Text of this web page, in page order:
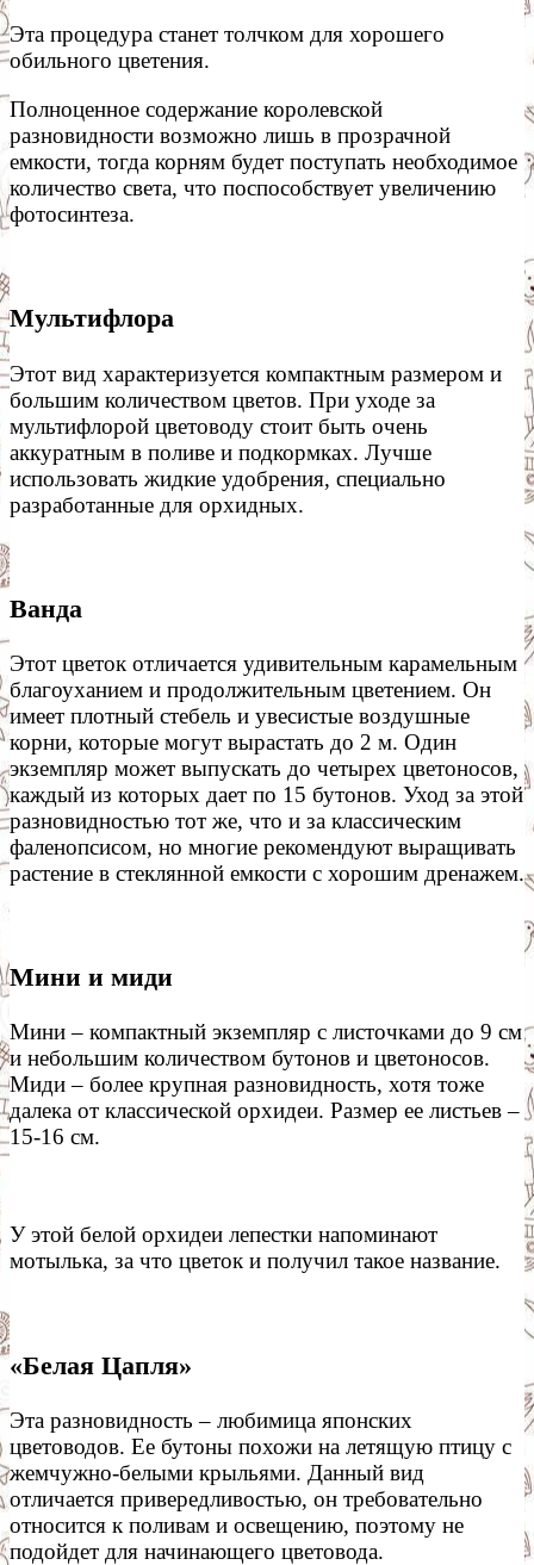
Эта процедура станет толчком для хорошего
обильного цветения.
Полноценное содержание королевской
разновидности возможно лишь в прозрачной
емкости, тогда корням будет поступать необходимое
количество света, что поспособствует увеличению
фотосинтеза.
Мультифлора
Этот вид характеризуется компактным размером и
большим количеством цветов. При уходе за
мультифлорой цветоводу стоит быть очень
аккуратным в поливе и подкормках. Лучше
использовать жидкие удобрения, специально
разработанные для орхидных.
Ванда
Этот цветок отличается удивительным карамельным
благоуханием и продолжительным цветением. Он
имеет плотный стебель и увесистые воздушные
корни, которые могут вырастать до 2 м. Один
экземпляр может выпускать до четырех цветоносов,
каждый из которых дает по 15 бутонов. Уход за этой
разновидностью тот же, что и за классическим
фаленопсисом, но многие рекомендуют выращивать
растение в стеклянной емкости с хорошим дренажем.
Мини и миди
Мини – компактный экземпляр с листочками до 9 см
и небольшим количеством бутонов и цветоносов.
Миди – более крупная разновидность, хотя тоже
далека от классической орхидеи. Размер ее листьев –
15-16 см.
У этой белой орхидеи лепестки напоминают
мотылька, за что цветок и получил такое название.
«Белая Цапля»
Эта разновидность – любимица японских
цветоводов. Ее бутоны похожи на летящую птицу с
жемчужно-белыми крыльями. Данный вид
отличается привередливостью, он требовательно
относится к поливам и освещению, поэтому не
подойдет для начинающего цветовода.